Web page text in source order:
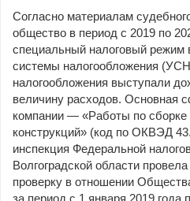
Согласно материалам
общество в период с 2019 по
специальный налоговый
системы налогообложения
налогообложения выступали
величину расходов. Основная
компании — «Работы по
конструкций» (код по ОКВЭД
инспекция Федеральной
Волгоградской области
проверку в отношении